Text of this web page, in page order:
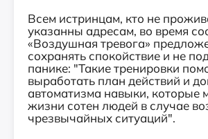
Всем истринцам, кто не
указанны адресам, во время
«Воздушная тревога»
сохранять спокойствие и не
панике: "Такие тренировки
выработать план действий и
автоматизма навыки, которые
жизни сотен людей в случае
чрезвычайных ситуаций".